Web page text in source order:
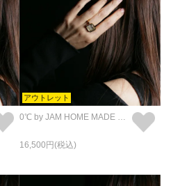
アウトレット
0℃ by JAM HOME MADE フローズンダイヤモンド リング・指輪S - ゴールド
16,500